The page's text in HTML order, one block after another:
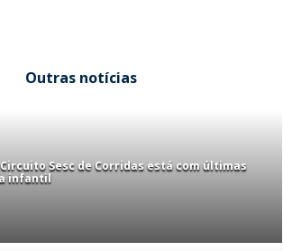
Outras notícias
Sesc de Corridas está com últimas
infantil